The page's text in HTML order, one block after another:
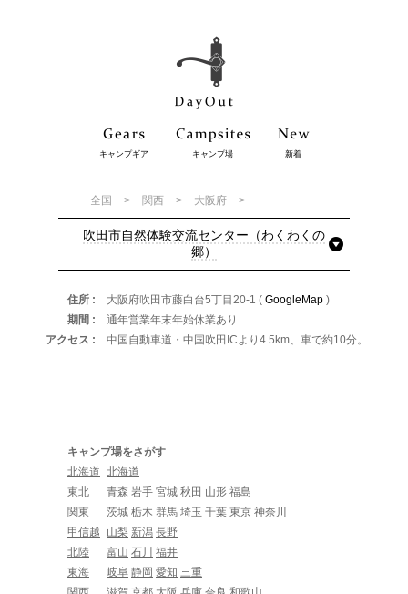
キャンプギア キャンプ場 新着
全国 関西 大阪府
吹田市自然体験交流センター（わくわくの
郷）
住所 大阪府吹田市藤白台5丁目20-1 ( GoogleMap)
期間
通年営業年末年始休業あり
アクセス
中国自動車道・中国吹田ICより4.5km、車で約10分。
キャンプ場をさがす
北海道 北海道
東北
青森 岩手 宮城 秋田 山形 福島
関東
茨城 栃木 群馬 埼玉 千葉 東京 神奈川
甲信越
山梨 新潟 長野
北陸
富山 石川 福井
東海
岐阜 静岡 愛知 三重